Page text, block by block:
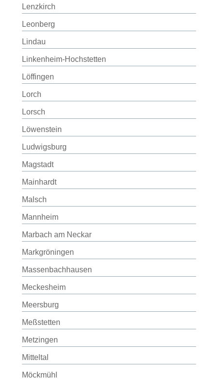
Lenzkirch
Leonberg
Lindau
Linkenheim-Hochstetten
Löffingen
Lorch
Lorsch
Löwenstein
Ludwigsburg
Magstadt
Mainhardt
Malsch
Mannheim
Marbach am Neckar
Markgröningen
Massenbachhausen
Meckesheim
Meersburg
Meßstetten
Metzingen
Mitteltal
Möckmühl